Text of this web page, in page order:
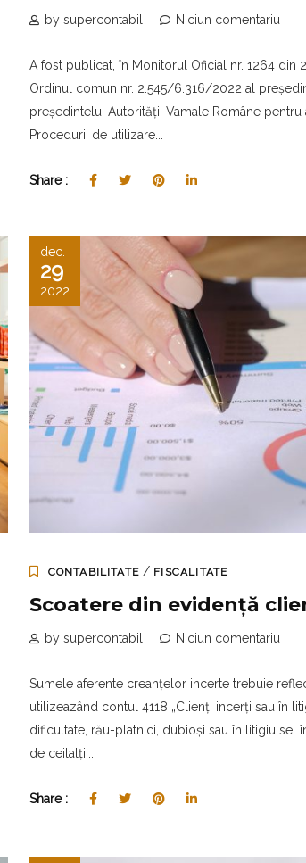
by supercontabil Niciun comentariu
A fost publicat, în Monitorul Oficial nr. 1264 din
Ordinul comun nr. 2.545/6.316/2022 al
președintelui Autorității Vamale Române pentru
Procedurii de utilizare...
Share :
dec.
29
2022
CONTABILITATE / FISCALITATE
Scoatere din evidență
by supercontabil Niciun comentariu
Sumele aferente creanțelor incerte trebuie
utilizeazând contul 4118 „Clienți incerți sau în
dificultate, rău-platnici, dubioși sau în litigiu se
de ceilalți...
Share :